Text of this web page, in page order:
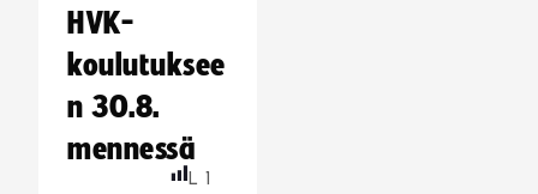
HVK-
koulutuksee
n 30.8.
mennessä
L 1